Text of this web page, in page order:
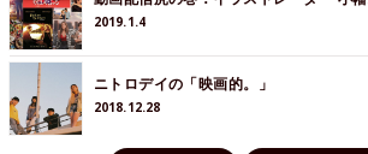
2019.1.4
ニトロデイの「映画的。」
2018.12.28